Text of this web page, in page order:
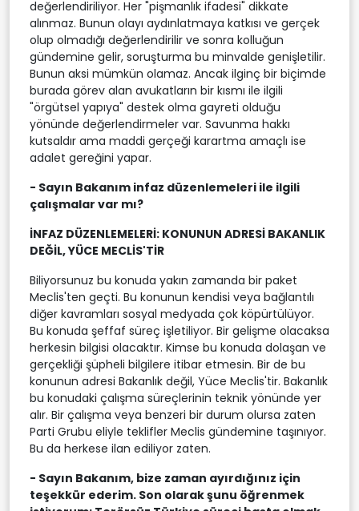
değerlendiriliyor. Her "pişmanlık ifadesi" dikkate
alınmaz. Bunun olayı aydınlatmaya katkısı ve gerçek
olup olmadığı değerlendirilir ve sonra kolluğun
gündemine gelir, soruşturma bu minvalde genişletilir.
Bunun aksi mümkün olamaz. Ancak ilginç bir biçimde
burada görev alan avukatların bir kısmı ile ilgili
"örgütsel yapıya" destek olma gayreti olduğu
yönünde değerlendirmeler var. Savunma hakkı
kutsaldır ama maddi gerçeği karartma amaçlı ise
adalet gereğini yapar.
- Sayın Bakanım infaz düzenlemeleri ile ilgili
çalışmalar var mı?
İNFAZ DÜZENLEMELERİ: KONUNUN ADRESİ BAKANLIK
DEĞİL, YÜCE MECLİS'TİR
Biliyorsunuz bu konuda yakın zamanda bir paket
Meclis'ten geçti. Bu konunun kendisi veya bağlantılı
diğer kavramları sosyal medyada çok köpürtülüyor.
Bu konuda şeffaf süreç işletiliyor. Bir gelişme olacaksa
herkesin bilgisi olacaktır. Kimse bu konuda dolaşan ve
gerçekliği şüpheli bilgilere itibar etmesin. Bir de bu
konunun adresi Bakanlık değil, Yüce Meclis'tir. Bakanlık
bu konudaki çalışma süreçlerinin teknik yönünde yer
alır. Bir çalışma veya benzeri bir durum olursa zaten
Parti Grubu eliyle teklifler Meclis gündemine taşınıyor.
Bu da herkese ilan ediliyor zaten.
- Sayın Bakanım, bize zaman ayırdığınız için
teşekkür ederim. Son olarak şunu öğrenmek